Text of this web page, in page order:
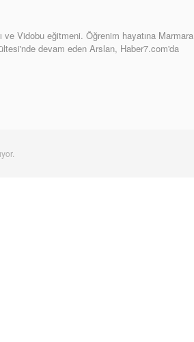
ve Vidobu eğitmeni. Öğrenim hayatına Marmara
devam eden Arslan, Haber7.com'da